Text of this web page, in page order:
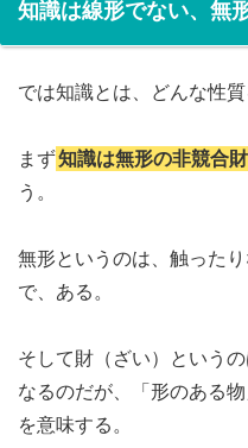
知識は線形でない、無
では知識とは、どんな性質
まず知識は無形の非競合財
う。
無形というのは、触った
で、ある。
そして財（ざい）という
なるのだが、「形のある
を意味する。